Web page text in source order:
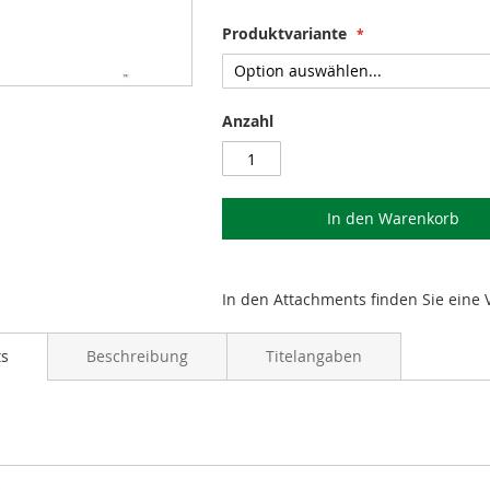
Produktvariante
Anzahl
In den Warenkorb
In den Attachments finden Sie eine
Beschreibung Titelangaben